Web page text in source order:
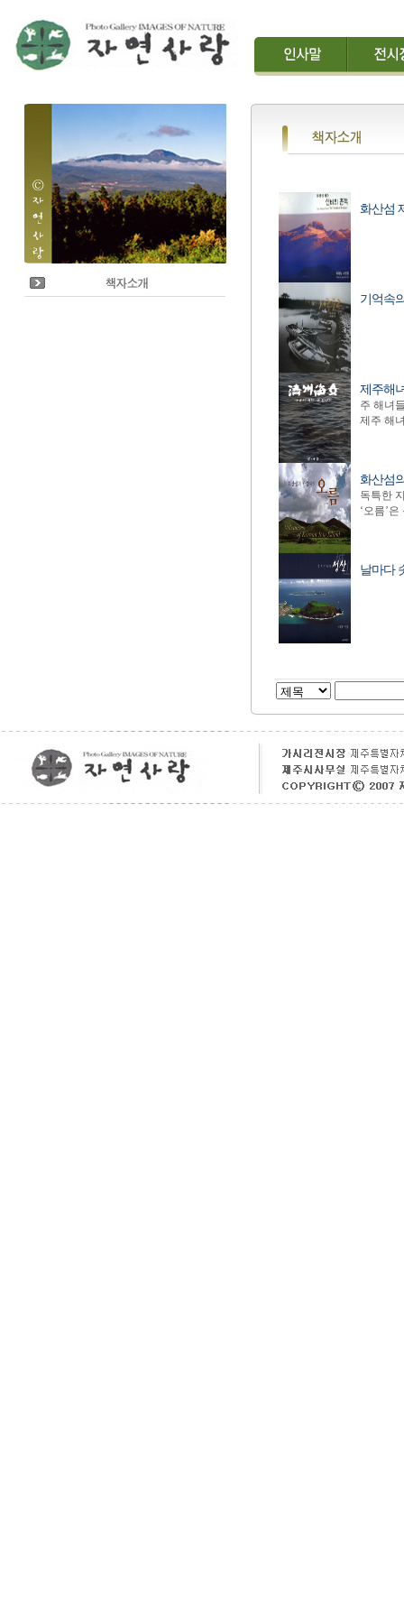
화산섬
기억속
제주해
주 해녀
제주 해
화산섬
독특한
‘오름’
날마다